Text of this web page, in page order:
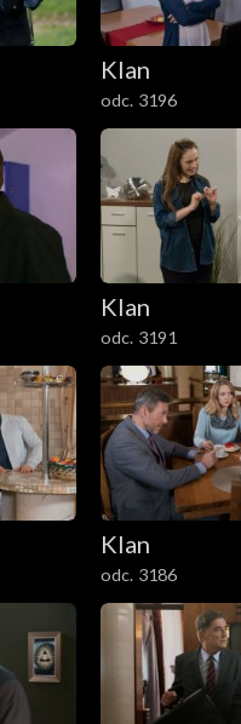
Klan
odc. 3196
Klan
odc. 3191
Klan
odc. 3186